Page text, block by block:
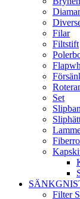
Filar
Filtstift
Set
Filter